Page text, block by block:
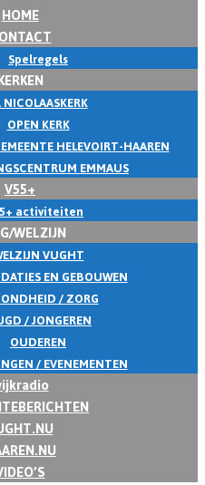
HOME
Spelregels
OPEN KERK
HELEVOIRT-HAAREN
EMMAUS
V55+
activiteiten
WELZIJN
VUGHT
EN GEBOUWEN
/ ZORG
/ JONGEREN
OUDEREN
/ EVENEMENTEN